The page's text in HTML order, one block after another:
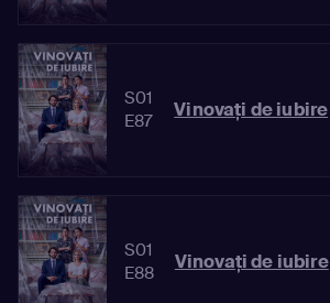
S01
E87
Vinovaţi de iubire
S01
E88
Vinovaţi de iubire